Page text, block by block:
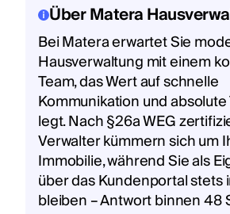
Über Matera
Bei Matera erwartet Sie
Hausverwaltung mit einem
Team, das Wert auf schnelle
Kommunikation und
legt. Nach §26a WEG
Verwalter kümmern sich um
Immobilie, während Sie als
über das Kundenportal
bleiben – Antwort binnen 48